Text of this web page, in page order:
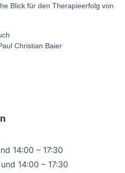
Blick für den Therapieerfolg von
Christian Baier
14:00 – 17:30
14:00 – 17:30